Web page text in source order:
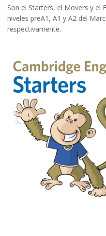
Son el Starters, el Movers y el
niveles preA1, A1 y A2 del
respectivamente.